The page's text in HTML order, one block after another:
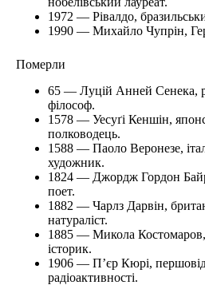
1972 — Рівалдо,
1990 — Михайло Чупрін,
Померли
65 — Луцій Анней Сенека,
філософ.
1578 — Уесуґі Кеншін,
полководець.
1588 — Паоло Веронезе,
художник.
1824 — Джордж Гордон
поет.
1882 — Чарлз Дарвін,
натураліст.
1885 — Микола Костомаров,
історик.
1906 — П’єр Кюрі,
радіоактивності.